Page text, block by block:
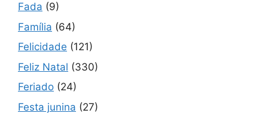
Fada (9)
Família (64)
Felicidade (121)
Feliz Natal (330)
Feriado (24)
Festa junina (27)